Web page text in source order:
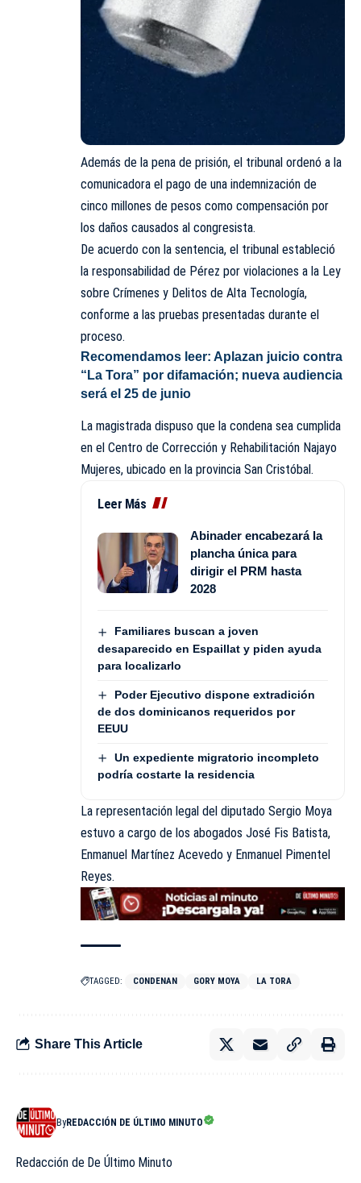
Además de la pena de prisión, el tribunal ordenó a la
comunicadora el pago de una indemnización de
cinco millones de pesos como compensación por
los daños causados al congresista.
De acuerdo con la sentencia, el tribunal estableció
la responsabilidad de Pérez por violaciones a la Ley
sobre Crímenes y Delitos de Alta Tecnología,
conforme a las pruebas presentadas durante el
proceso.
Recomendamos leer: Aplazan juicio contra
“La Tora” por difamación; nueva audiencia
será el 25 de junio
La magistrada dispuso que la condena sea cumplida
en el Centro de Corrección y Rehabilitación Najayo
Mujeres, ubicado en la provincia San Cristóbal.
Leer Más
Abinader encabezará la
plancha única para
dirigir el PRM hasta
2028
Familiares buscan a joven
desaparecido en Espaillat y piden ayuda
para localizarlo
Poder Ejecutivo dispone extradición
de dos dominicanos requeridos por
EEUU
Un expediente migratorio incompleto
podría costarte la residencia
La representación legal del diputado Sergio Moya
estuvo a cargo de los abogados José Fis Batista,
Enmanuel Martínez Acevedo y Enmanuel Pimentel
Reyes.
TAGGED: CONDENAN GORY MOYA LA TORA
Share This Article
ByREDACCIÓN DE ÚLTIMO MINUTO
Redacción de De Último Minuto